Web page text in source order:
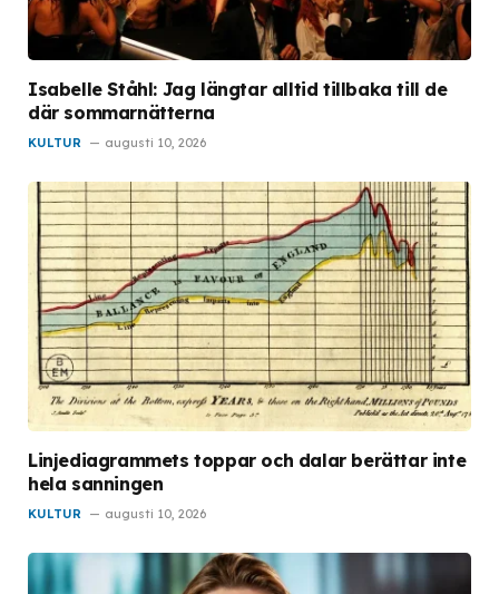
Isabelle Ståhl: Jag längtar alltid tillbaka till de
där sommarnätterna
KULTUR augusti 10, 2026
Linjediagrammets toppar och dalar berättar inte
hela sanningen
KULTUR augusti 10, 2026